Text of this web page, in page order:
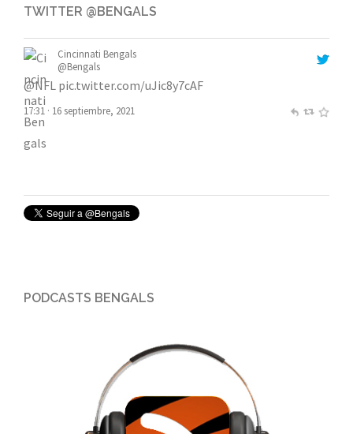
TWITTER @BENGALS
Cincinnati Bengals
@NFL pic.twitter.com/uJic8y7cAF
17:31 · 16 septiembre, 2021
bUT hE dRoPs EverYthInG Next:
PODCASTS BENGALS